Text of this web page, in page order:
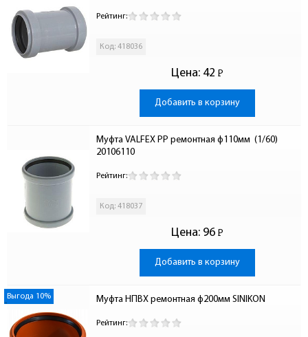
Рейтинг:
Код: 418036
Цена: 42 Р
-
Добавить в корзину
Муфта VALFEX PP ремонтная ф110мм  (1/60)
20106110
Рейтинг:
Код: 418037
Цена: 96 Р
-
Добавить в корзину
Выгода 10% Муфта НПВХ ремонтная ф200мм SINIKON
Рейтинг: